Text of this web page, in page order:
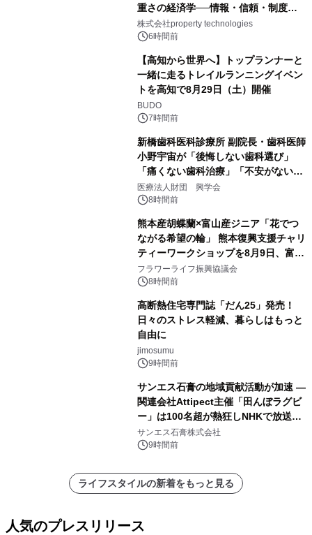
重さの経済学──情報・信頼・制度を
PropTechはどう組み替えるか）｜
PropTech-Lab
株式会社property technologies
6時間前
【高知から世界へ】トップランナーと
一緒に走るトレイルランニングイベン
トを高知で8月29日（土）開催
BUDO
7時間前
新橋歯科医科診療所 副院長・歯科医師
小野宇宙が「後悔しない歯科選び」
「痛くない歯科治療」「不安がない治
療計画」をテーマに専門監修
医療法人財団 興学会
8時間前
熊本産胡蝶蘭×富山産ジニア「花でつ
ながる希望の輪」 熊本復興支援チャリ
ティーワークショップを8月9日、富
山・射水で開催
フラワーライフ振興協議会
8時間前
高断熱住宅専門誌「だん25」発売！
日々のストレス軽減、暮らしはもっと
自由に
jimosumu
9時間前
サンエス石膏の地域貢献活動が加速 ―
関連会社Attipect主催「田んぼラグビ
ー」は100名超が熱狂しNHKで放送さ
れました。
サンエス石膏株式会社
9時間前
ライフスタイルの新着をもっと見る
人気のプレスリリース